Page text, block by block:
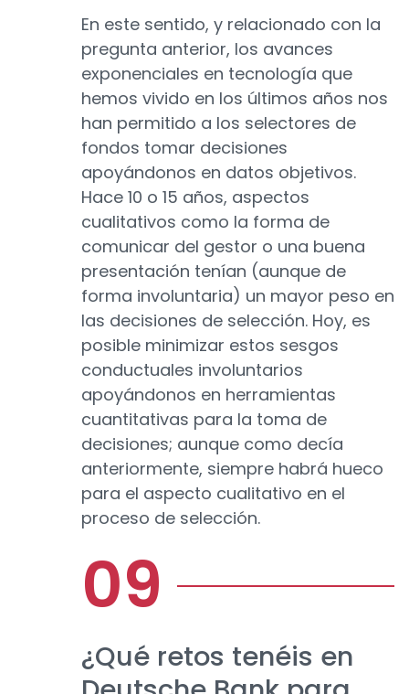
En este sentido, y relacionado con la
pregunta anterior, los avances
exponenciales en tecnología que
hemos vivido en los últimos años nos
han permitido a los selectores de
fondos tomar decisiones
apoyándonos en datos objetivos.
Hace 10 o 15 años, aspectos
cualitativos como la forma de
comunicar del gestor o una buena
presentación tenían (aunque de
forma involuntaria) un mayor peso en
las decisiones de selección. Hoy, es
posible minimizar estos sesgos
conductuales involuntarios
apoyándonos en herramientas
cuantitativas para la toma de
decisiones; aunque como decía
anteriormente, siempre habrá hueco
para el aspecto cualitativo en el
proceso de selección.
¿Qué retos tenéis en